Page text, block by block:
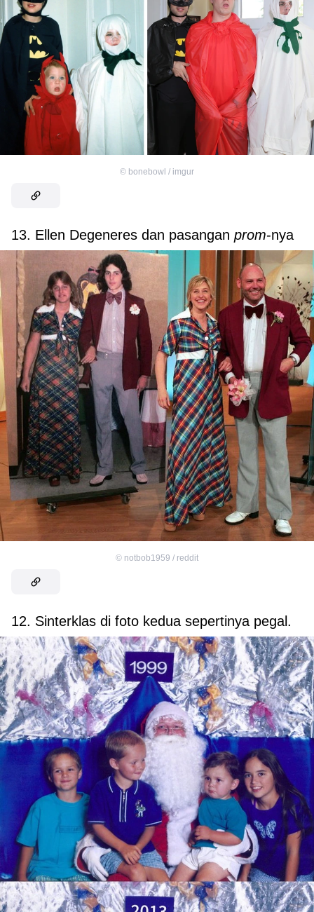
© bonebowl / imgur
13. Ellen Degeneres dan pasangan prom-nya
© notbob1959 / reddit
12. Sinterklas di foto kedua sepertinya pegal.